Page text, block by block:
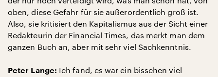
oben, diese Gefahr für sie außerordentlich groß ist.
Also, sie kritisiert den Kapitalismus aus der Sicht einer
Redakteurin der Financial Times, das merkt man dem
ganzen Buch an, aber mit sehr viel Sachkenntnis.
Peter Lange: Ich fand, es war ein bisschen viel